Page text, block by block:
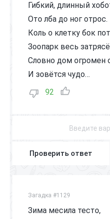
Гибкий, длинный
Ото лба до ног отрос.
Коль о клетку бок
Зоопарк весь
Словно дом огромен
И зовётся чудо…
92
Проверить ответ
Загадка #1129
Зима месила тесто,